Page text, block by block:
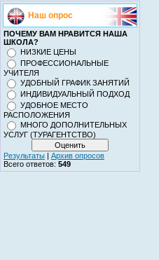
Наш опрос
ПОЧЕМУ ВАМ НРАВИТСЯ НАША
ШКОЛА?
НИЗКИЕ ЦЕНЫ
ПРОФЕССИОНАЛЬНЫЕ
УЧИТЕЛЯ
УДОБНЫЙ ГРАФИК ЗАНЯТИЙ
ИНДИВИДУАЛЬНЫЙ ПОДХОД
УДОБНОЕ МЕСТО
РАСПОЛОЖЕНИЯ
МНОГО ДОПОЛНИТЕЛЬНЫХ
УСЛУГ (ТУРАГЕНТСТВО)
Результаты | Архив опросов
Всего ответов: 549